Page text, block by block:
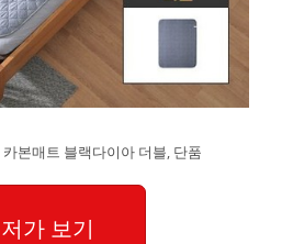
본매트 블랙다이아 더블, 단품
가 보기